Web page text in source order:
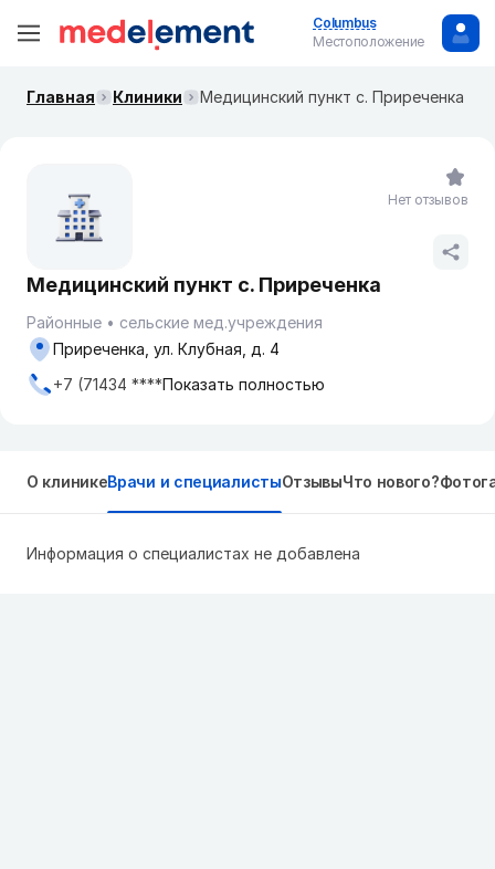
Columbus
Местоположение
Главная Клиники Медицинский пункт с. Приреченка
Медицинский пункт с. Приреченка
Районные
сельские мед.учреждения
Приреченка, ул. Клубная, д. 4
+7 (71434 ****Показать полностью
Нет отзывов
О клиникеВрачи и специалистыОтзывыЧто нового?
Информация о специалистах не добавлена